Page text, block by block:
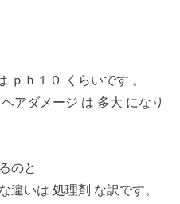
ｐｈ１０ くらいです 。
アダメージ は 多大 になり
のと
違いは 処理剤 な訳です。